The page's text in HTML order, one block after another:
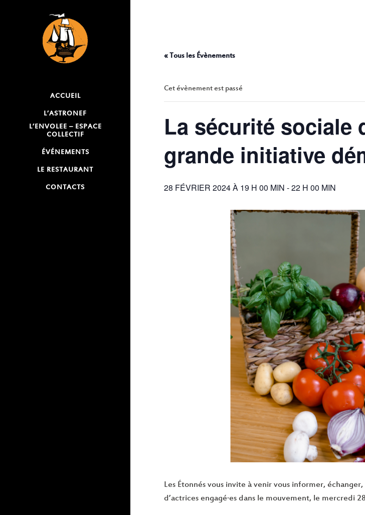
ACCUEIL
L’ASTRONEF
L’ENVOLEE – ESPACE
COLLECTIF
ÉVÉNEMENTS
LE RESTAURANT
CONTACTS
« Tous les Évènements
Cet évènement est passé
La sécurité sociale
grande initiative
28 FÉVRIER 2024 À 19 H 00 MIN -22 H 00 MIN
Les Étonnés vous invite à venir vous informer,
d’actrices engagé·es dans le mouvement, le mercredi